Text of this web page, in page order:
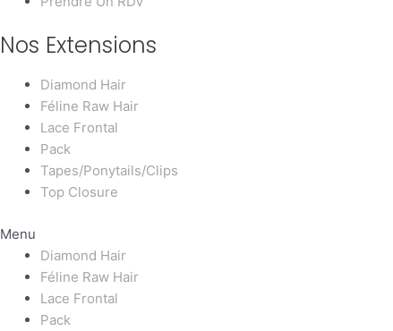
Nos Extensions
Diamond Hair
Féline Raw Hair
Lace Frontal
Pack
Tapes/Ponytails/Clips
Top Closure
Menu
Diamond Hair
Féline Raw Hair
Lace Frontal
Pack